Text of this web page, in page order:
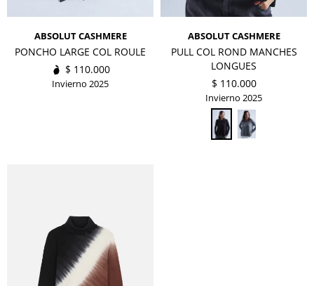
ABSOLUT CASHMERE
PONCHO LARGE COL ROULE
$ 110.000
Invierno 2025
ABSOLUT CASHMERE
PULL COL ROND MANCHES
LONGUES
$ 110.000
Invierno 2025